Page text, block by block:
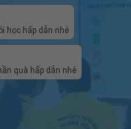
học hấp dẫn nhé
quà hấp dẫn nhé